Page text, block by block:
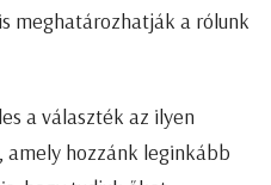
meghatározhatják a rólunk
a választék az ilyen
hozzánk leginkább